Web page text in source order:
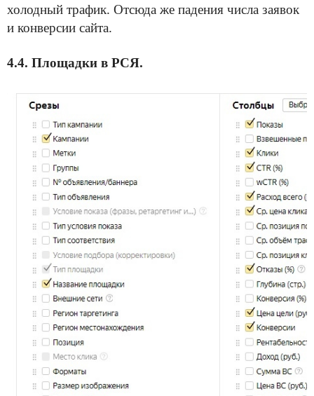
холодный трафик. Отсюда же падения числа заявок
и конверсии сайта.
4.4. Площадки в РСЯ.